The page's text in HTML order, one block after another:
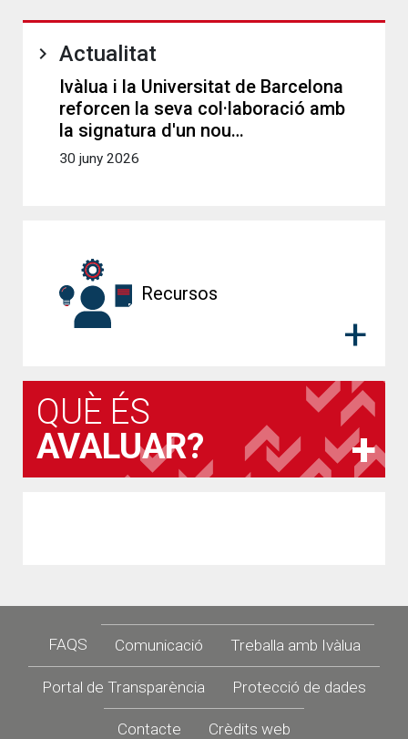
Actualitat
Ivàlua i la Universitat de Barcelona
reforcen la seva col·laboració amb
la signatura d'un nou…
30 juny 2026
Recursos
QUÈ ÉS
AVALUAR?
Footer
FAQS Comunicació Treballa amb Ivàlua
Portal de Transparència Protecció de dades
Contacte Crèdits web